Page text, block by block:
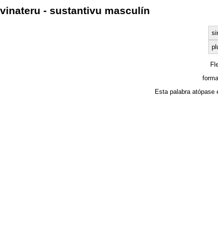
vinateru - sustantivu masculín
Esta palabra atópase